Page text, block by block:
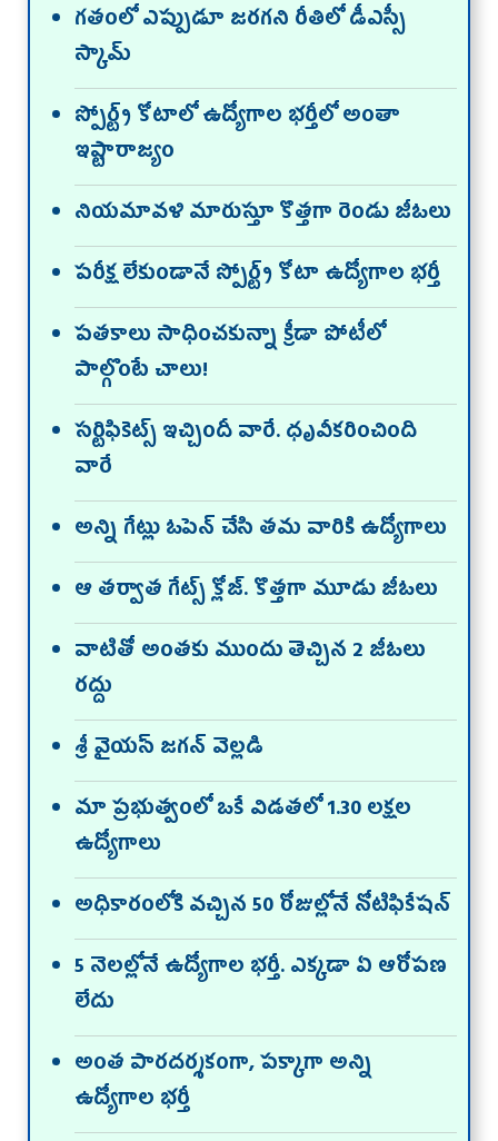
గతంలో ఎప్పుడూ జరగని రీతిలో డీఎస్సీ
స్కామ్‌
స్పోర్ట్స్‌ కోటాలో ఉద్యోగాల భర్తీలో అంతా
ఇష్టారాజ్యం
నియమావళి మారుస్తూ కొత్తగా రెండు జీఓలు
పరీక్ష లేకుండానే స్పోర్ట్స్‌ కోటా ఉద్యోగాల భర్తీ
పతకాలు సాధించకున్నా క్రీడా పోటీలో
పాల్గొంటే చాలు!
సర్టిఫికెట్స్‌ ఇచ్చిందీ వారే. ధృవీకరించింది
వారే
అన్ని గేట్లు ఓపెన్‌ చేసి తమ వారికి ఉద్యోగాలు
ఆ తర్వాత గేట్స్‌ క్లోజ్‌. కొత్తగా మూడు జీఓలు
వాటితో అంతకు ముందు తెచ్చిన 2 జీఓలు
రద్దు
శ్రీ వైయస్‌ జగన్‌ వెల్లడి
మా ప్రభుత్వంలో ఒకే విడతలో 1.30 లక్షల
ఉద్యోగాలు
అధికారంలోకి వచ్చిన 50 రోజుల్లోనే నోటిఫికేషన్‌
5 నెలల్లోనే ఉద్యోగాల భర్తీ. ఎక్కడా ఏ ఆరోపణ
లేదు
అంత పారదర్శకంగా, పక్కాగా అన్ని
ఉద్యోగాల భర్తీ